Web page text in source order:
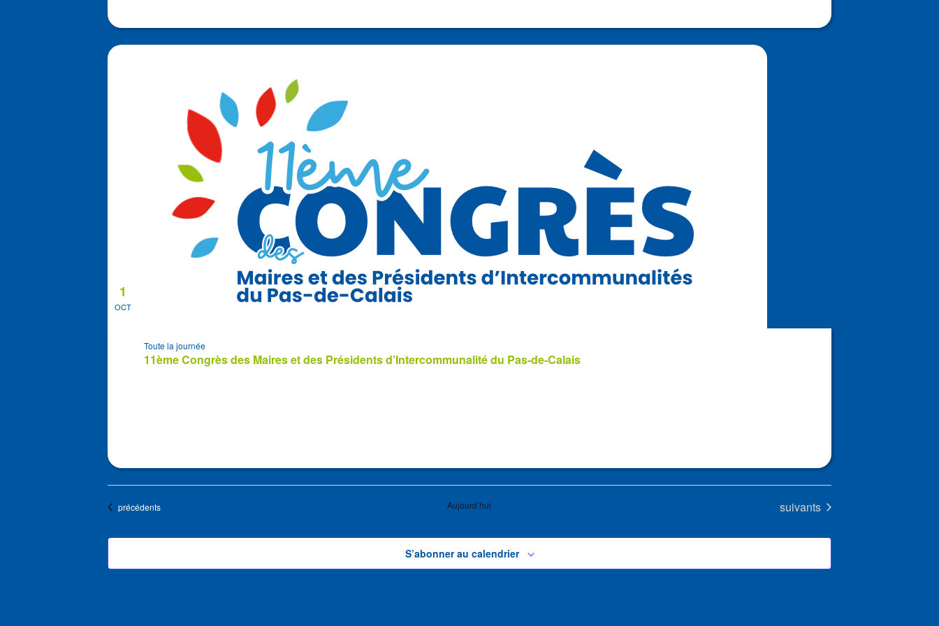
OCT
1
11ème Congrès des Maires et des Présidents d’Intercommunalité du Pas-de-Calais
Toute la journée
Évènements
précédents Aujourd’hui Évènements
suivants
S’abonner au calendrier